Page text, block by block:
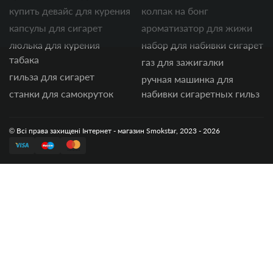
купить девайс для курения
капсулы для сигарет
люлька для курения
табака
гильза для сигарет
станки для самокруток
колпак на бонг
ароматизатор для жижи
набор для набивки сигарет
газ для зажигалки
ручная машинка для
набивки сигаретных гильз
© Всі права захищені Інтернет - магазин Smokstar, 2023 - 2026